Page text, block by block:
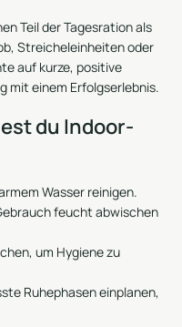
Teil der Tagesration als
Streicheleinheiten oder
auf kurze, positive
mit einem Erfolgserlebnis.
du Indoor-
Wasser reinigen.
feucht abwischen
um Hygiene zu
Ruhephasen einplanen,